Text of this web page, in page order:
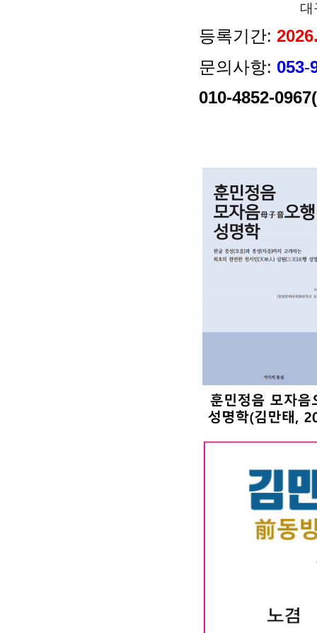
대
등록기간:
문의사항: 053-
010-4852-